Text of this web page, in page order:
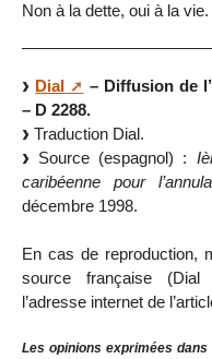
Non à la dette, oui à la vie.
Dial
– Diffusion de
– D 2288.
Traduction Dial.
Source (espagnol) :
caribéenne pour
décembre 1998.
En cas de reproduction,
source française
l’adresse internet de
Les opinions exprimées